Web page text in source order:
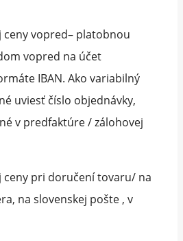
ceny vopred– platobnou
vopred na účet
IBAN. Ako variabilný
uviesť číslo objednávky,
v predfaktúre / zálohovej
ceny pri doručení tovaru/ na
na slovenskej pošte , v